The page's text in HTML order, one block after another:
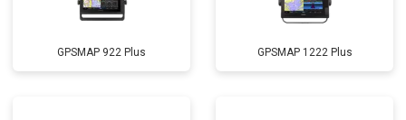
GPSMAP 922 Plus GPSMAP 1222 Plus